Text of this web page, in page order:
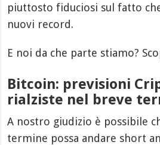
piuttosto fiduciosi sul fatto
nuovi record.
E noi da che parte stiamo?
Bitcoin: previsioni
rialziste nel breve
A nostro giudizio è possibile
termine possa andare short